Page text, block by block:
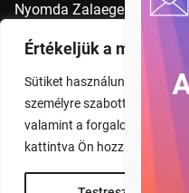
Értékeljük a
Sütiket használunk a
személyre szabott
valamint a forgalom
kattintva Ön hozzájárul a
Nyomda Zalaegerszeg
Nyomtatás
Pólónyomtatás Budapesten
Tudásbázis